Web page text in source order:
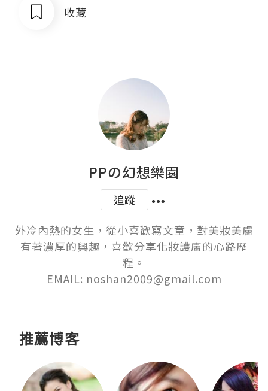
收藏
PPの幻想樂園
追蹤
外冷內熱的女生，從小喜歡寫文章，對美妝美膚
有著濃厚的興趣，喜歡分享化妝護膚的心路歷
程。
EMAIL: noshan2009@gmail.com
推薦博客